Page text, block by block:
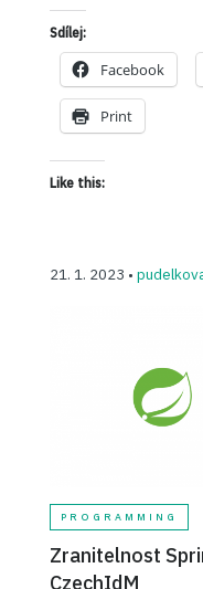
Sdílej:
Facebook
Print
Like this:
21. 1. 2023 •
PROGRAMMING
Zranitelnost
CzechIdM